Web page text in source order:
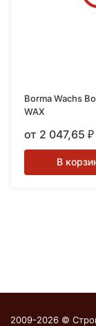
Borma Wachs
WAX
от 2 047,65 ₽
В
2009-2026 ©